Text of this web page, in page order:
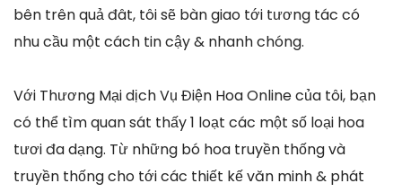
bên trên quả đât, tôi sẽ bàn giao tới tương tác có
nhu cầu một cách tin cậy & nhanh chóng.
Với Thương Mại dịch Vụ Điện Hoa Online của tôi, bạn
có thể tìm quan sát thấy 1 loạt các một số loại hoa
tươi đa dạng. Từ những bó hoa truyền thống và
truyền thống cho tới các thiết kế văn minh & phát